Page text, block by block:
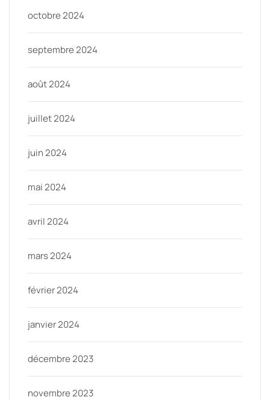
octobre 2024
septembre 2024
août 2024
juillet 2024
juin 2024
mai 2024
avril 2024
mars 2024
février 2024
janvier 2024
décembre 2023
novembre 2023